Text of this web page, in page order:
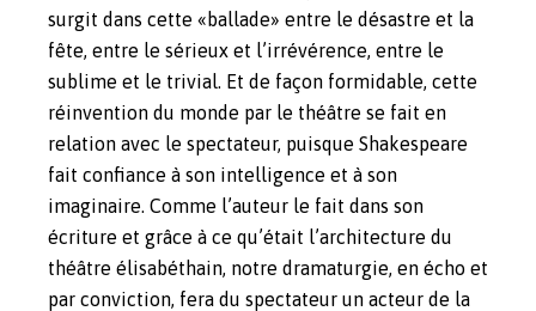
surgit dans cette «ballade» entre le désastre et la
fête, entre le sérieux et l’irrévérence, entre le
sublime et le trivial. Et de façon formidable, cette
réinvention du monde par le théâtre se fait en
relation avec le spectateur, puisque Shakespeare
fait confiance à son intelligence et à son
imaginaire. Comme l’auteur le fait dans son
écriture et grâce à ce qu’était l’architecture du
théâtre élisabéthain, notre dramaturgie, en écho et
par conviction, fera du spectateur un acteur de la